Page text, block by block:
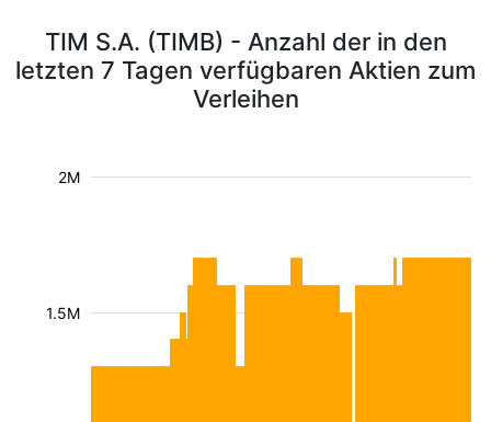
TIM S.A. (TIMB) - Anzahl der in den
letzten 7 Tagen verfügbaren Aktien zum
Verleihen
1.5M
2M